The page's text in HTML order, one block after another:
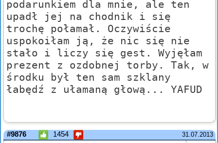
podarunkiem dla mnie, ale ten
upadł jej na chodnik i się
trochę połamał. Oczywiście
uspokoiłam ją, że nic się nie
stało i liczy się gest. Wyjęłam
prezent z ozdobnej torby. Tak, w
środku był ten sam szklany
łabędź z ułamaną głową... YAFUD
31.07.2013
#9876 1454